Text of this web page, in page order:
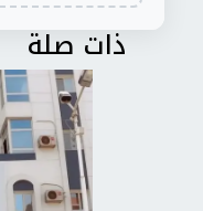
ذات صلة